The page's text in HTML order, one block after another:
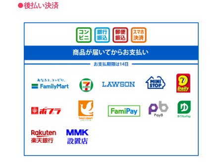
●後払い決済